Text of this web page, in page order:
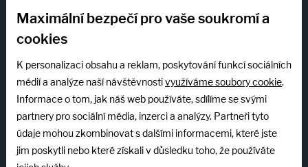
E-shop podpora
+420 775 173 713
PO–PÁ: 7:00–15:00
eshop@abplastgroup.cz
INFOLINKA
Maximální bezpečí pro vaše soukromí a
cookies
K personalizaci obsahu a reklam, poskytování funkcí sociálních
médií a analýze naší návštěvnostivyužíváme soubory cookie.
Informace o tom, jak náš web používáte, sdílíme se svými
partnery pro sociální média, inzerci a analýzy. Partneři tyto
údaje mohou zkombinovat s dalšími informacemi, které jste
jim poskytli nebo které získali v důsledku toho, že používáte